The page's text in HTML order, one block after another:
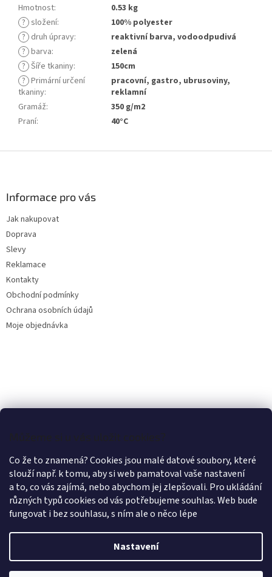
Můžeme si u vás uložit cookies?
Co že to znamená? Cookies jsou malé datové soubory, které
slouží např. k tomu, aby si web pamatoval vaše nastavení
a to, co vás zajímá, nebo abychom jej zlepšovali. Pro ukládání
různých typů cookies od vás potřebujeme souhlas. Web bude
fungovat i bez souhlasu, s ním ale o něco lépe
Nastavení
Hmotnost:
0.53 kg
? složení:
100% polyester
? druh úpravy:
reaktivní barva, vodoodpudivá
? barva:
zelená
? Šíře tkaniny:
150cm
? Primární určení
tkaniny:
pracovní, gastro, ubrusoviny,
reklamní
Gramáž:
350 g/m2
Praní: 40°C
Informace pro vás
Jak nakupovat
Doprava
Slevy
Reklamace
Kontakty
Obchodní podmínky
Ochrana osobních údajů
Moje objednávka
Vytvořil Shoptet